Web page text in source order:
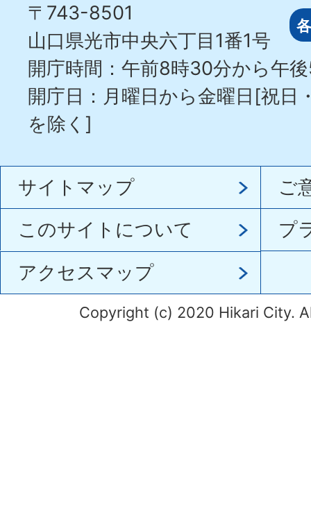
〒743-8501
山口県光市中央六丁目1番1号
開庁時間：午前8時30分から午
開庁日：月曜日から金曜日[祝日
を除く]
サイトマップ
ご
このサイトについて
プ
アクセスマップ
Copyright (c) 2020 Hikari City.